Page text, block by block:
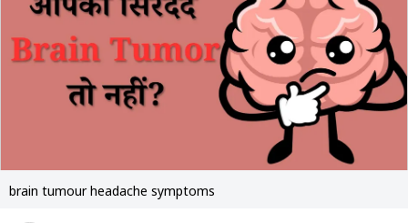
brain tumour headache symptoms